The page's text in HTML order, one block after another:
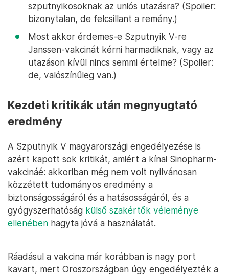
szputnyikosoknak az uniós utazásra? (Spoiler:
bizonytalan, de felcsillant a remény.)
Most akkor érdemes-e Szputnyik V-re
Janssen-vakcinát kérni harmadiknak, vagy az
utazáson kívül nincs semmi értelme? (Spoiler:
de, valószínűleg van.)
Kezdeti kritikák után megnyugtató
eredmény
A Szputnyik V magyarországi engedélyezése is
azért kapott sok kritikát, amiért a kínai Sinopharm-
vakcináé: akkoriban még nem volt nyilvánosan
közzétett tudományos eredmény a
biztonságosságáról és a hatásosságáról, és a
gyógyszerhatóság külső szakértők véleménye
ellenében hagyta jóvá a használatát.
Ráadásul a vakcina már korábban is nagy port
kavart, mert Oroszországban úgy engedélyezték a